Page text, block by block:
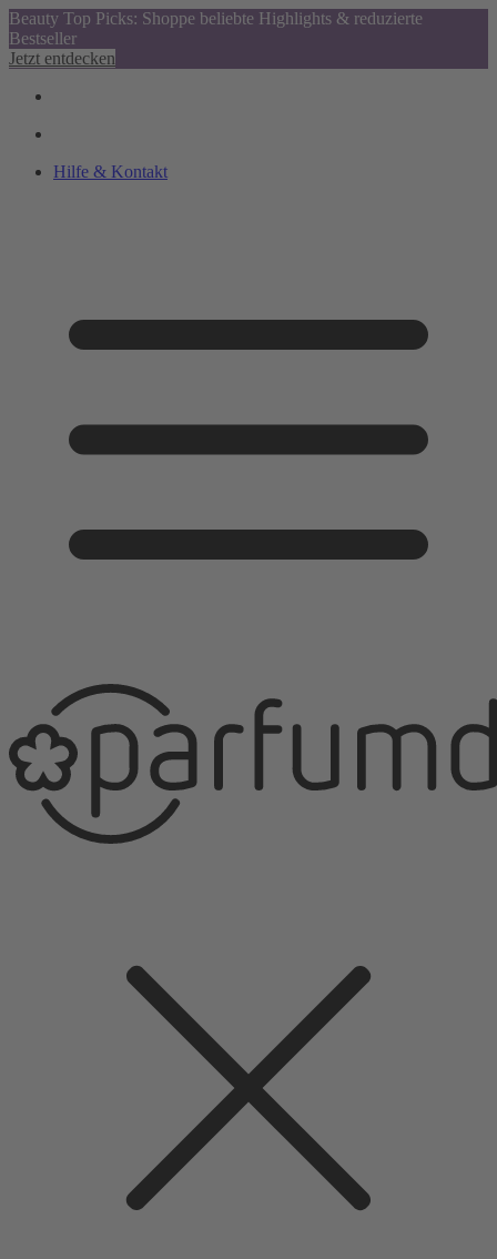
Beauty Top Picks: Shoppe beliebte Highlights & reduzierte
Bestseller
Jetzt entdecken
Hilfe & Kontakt